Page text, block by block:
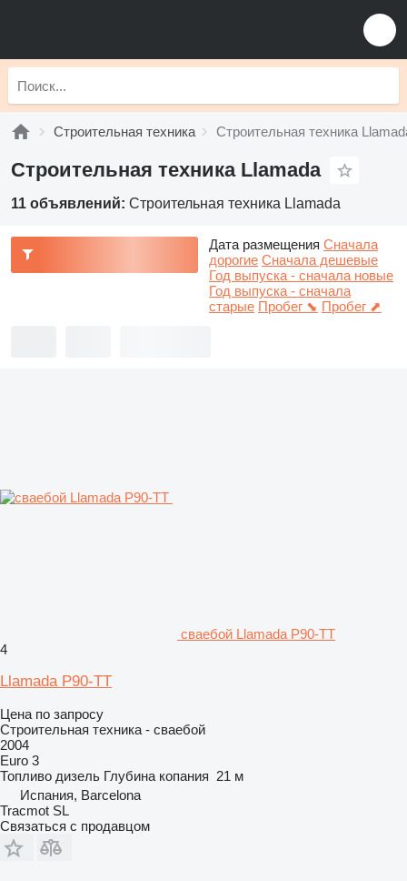
Строительная техника Строительная техника
Строительная техника Llamada
11 объявлений: Строительная техника Llamada
Дата размещения Сначала
дорогие Сначала дешевые
Год выпуска - сначала новые
Год выпуска - сначала
старые Пробег ⬊ Пробег ⬈
сваебой Llamada P90-TT
4
Llamada P90-TT
Цена по запросу
Строительная техника - сваебой
2004
Euro 3
Топливо дизель Глубина копания 21 м
Испания, Barcelona
Tracmot SL
Связаться с продавцом